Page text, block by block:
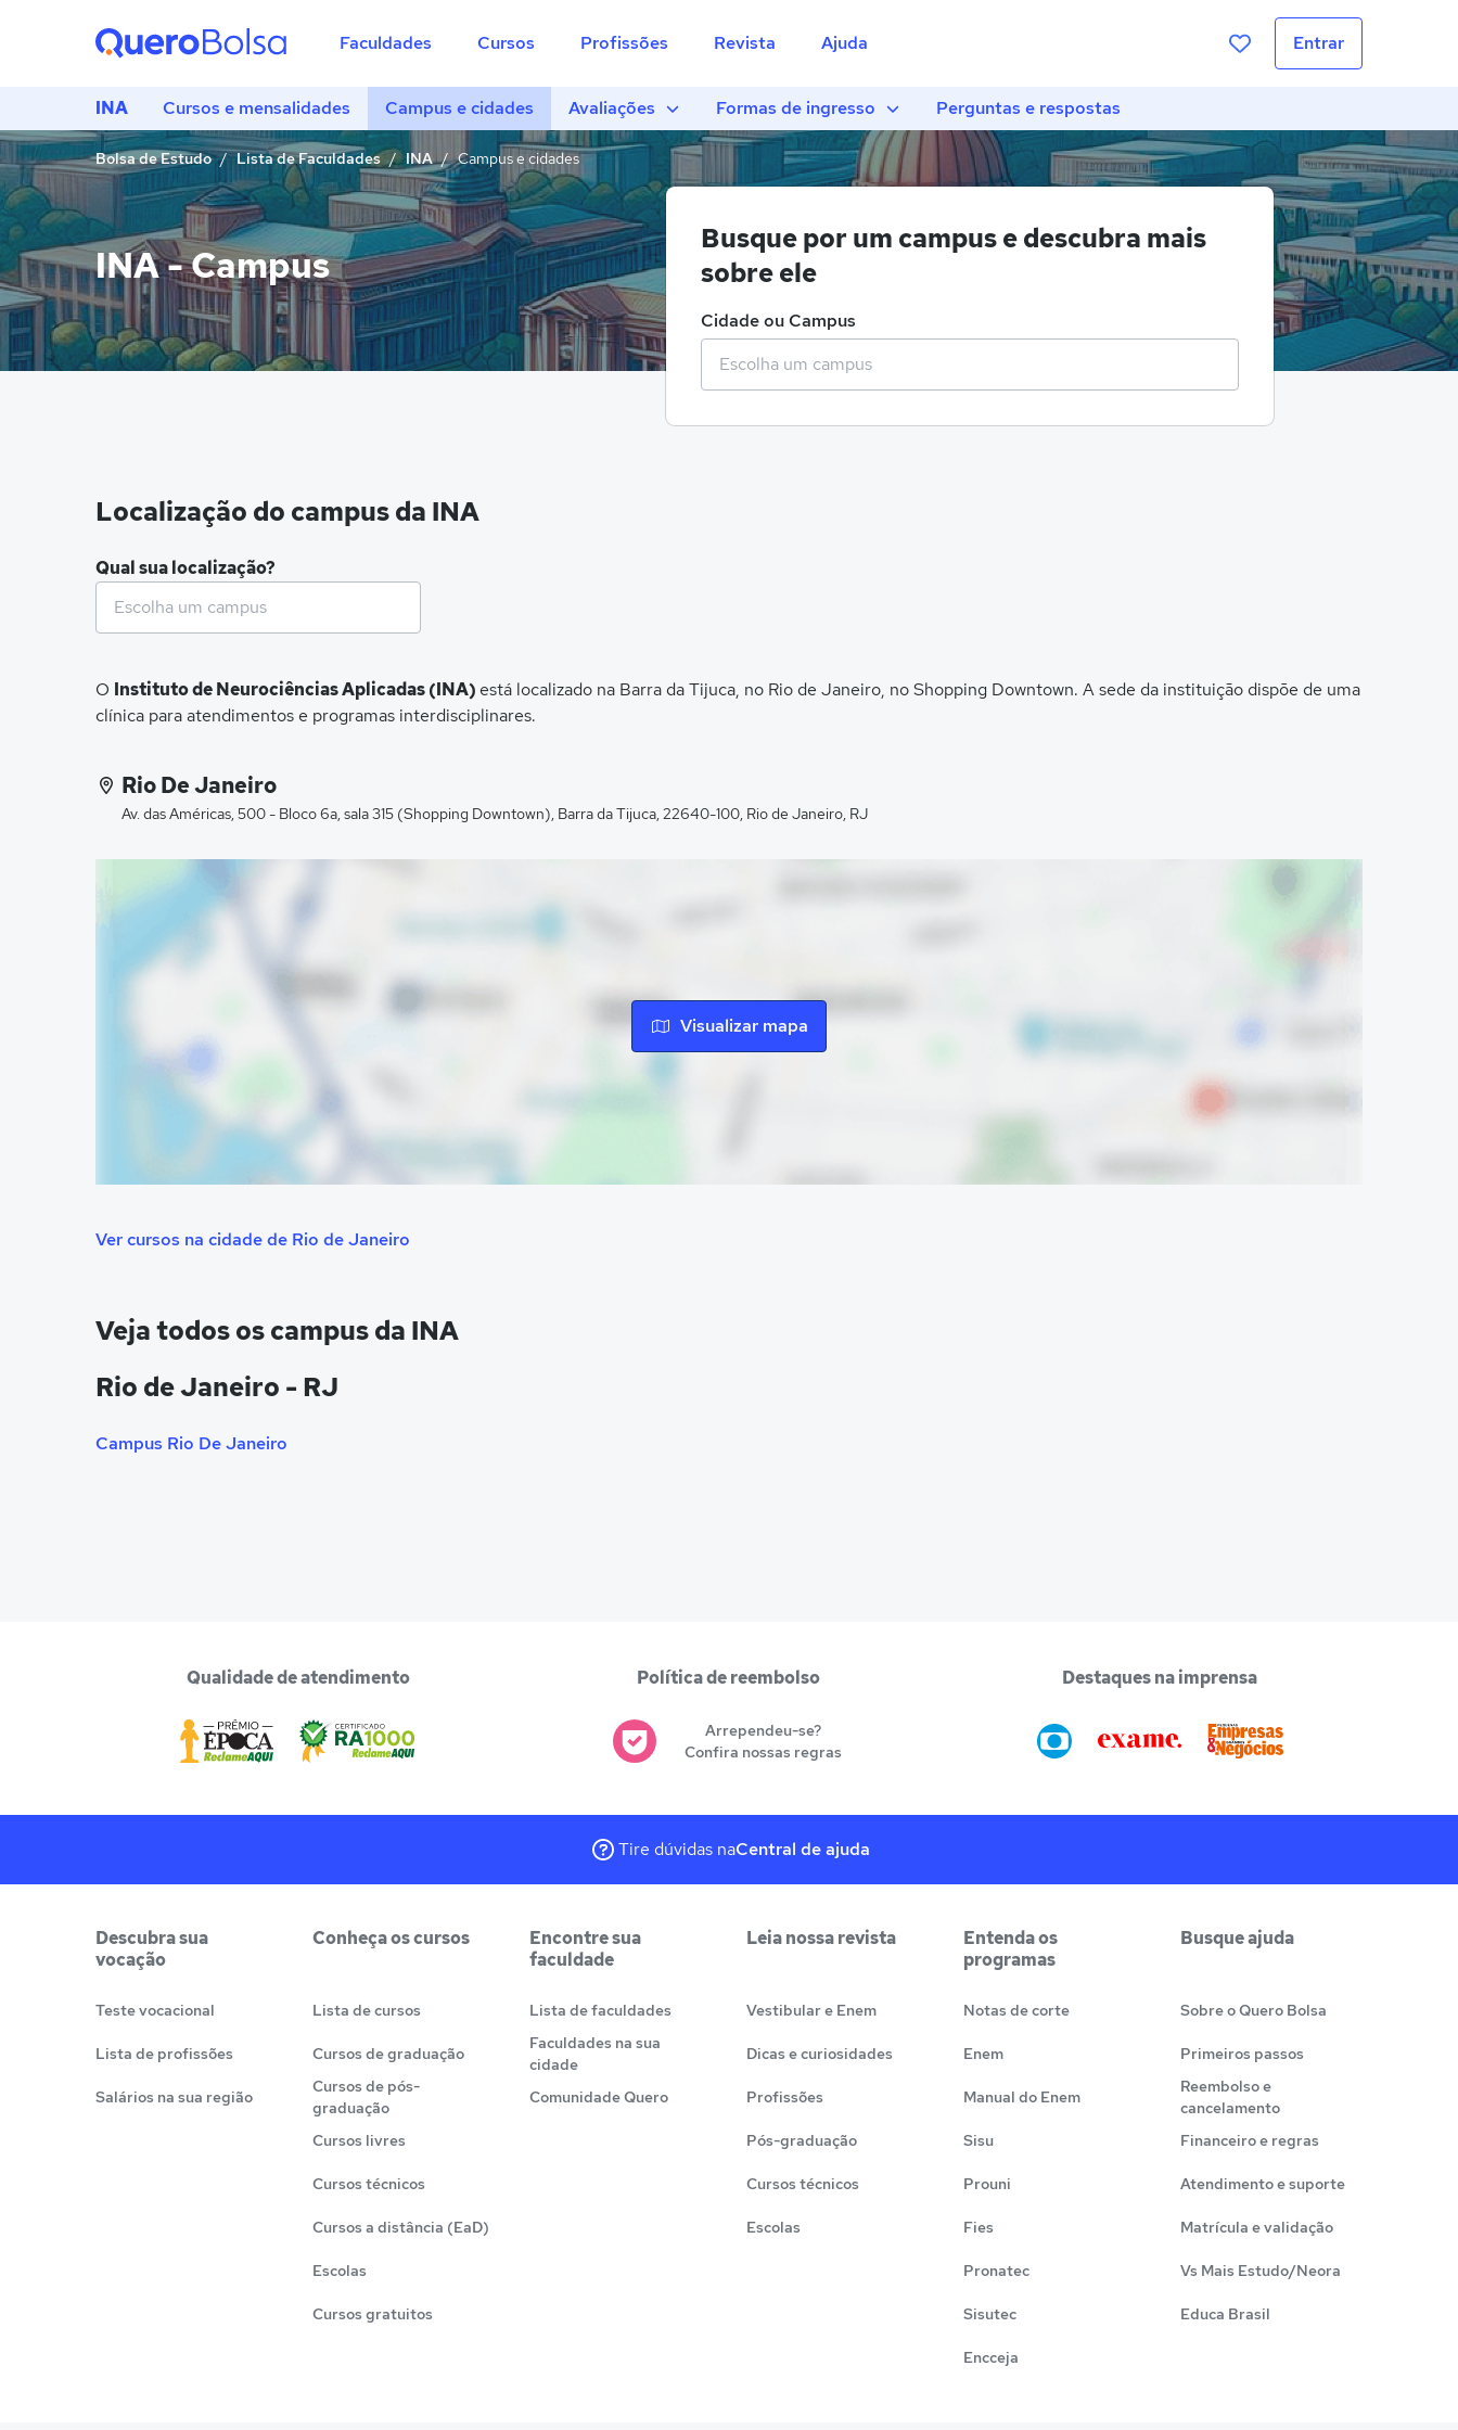
Faculdades Cursos Profissões Revista Ajuda Entrar
INA Cursos e mensalidades Campus e cidades Avaliações Formas de ingresso Perguntas e respostas
Bolsa de Estudo Lista de Faculdades INA Campus e cidades
INA - Campus
Busque por um campus e descubra mais
sobre ele
Cidade ou Campus
Localização do campus da INA
Qual sua localização?
O Instituto de Neurociências Aplicadas (INA)está localizado na Barra da Tijuca, no Rio de Janeiro, no Shopping Downtown. A sede da instituição dispõe de uma
clínica para atendimentos e programas interdisciplinares.
Rio De Janeiro
Av. das Américas, 500 - Bloco 6a, sala 315 (Shopping Downtown), Barra da Tijuca, 22640-100, Rio de Janeiro, RJ
Visualizar mapa
Ver cursos na cidade de Rio de Janeiro
Veja todos os campus da INA
Rio de Janeiro - RJ
Campus Rio De Janeiro
Qualidade de atendimento Política de reembolso
Arrependeu-se?
Confira nossas regras
Destaques na imprensa
Tire dúvidas naCentral de ajuda
Descubra sua
vocação
Teste vocacional
Lista de profissões
Salários na sua região
Conheça os cursos
Lista de cursos
Cursos de graduação
Cursos de pós-
graduação
Cursos livres
Cursos técnicos
Cursos a distância (EaD)
Escolas
Cursos gratuitos
Encontre sua
faculdade
Lista de faculdades
Faculdades na sua
cidade
Comunidade Quero
Leia nossa revista
Vestibular e Enem
Dicas e curiosidades
Profissões
Pós-graduação
Cursos técnicos
Escolas
Entenda os
programas
Notas de corte
Enem
Manual do Enem
Sisu
Prouni
Fies
Pronatec
Sisutec
Encceja
Busque ajuda
Sobre o Quero Bolsa
Primeiros passos
Reembolso e
cancelamento
Financeiro e regras
Atendimento e suporte
Matrícula e validação
Vs Mais Estudo/Neora
Educa Brasil